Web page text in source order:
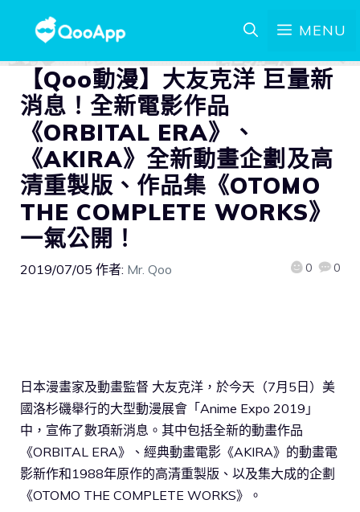
MENU
【Qoo動漫】大友克洋 巨量新
消息！全新電影作品
《ORBITAL ERA》、
《AKIRA》全新動畫企劃及高
清重製版、作品集《OTOMO
THE COMPLETE WORKS》
一氣公開！
2019/07/05 作者: Mr. Qoo 0 0
日本漫畫家及動畫監督 大友克洋，於今天（7月5日）美
國洛杉磯舉行的大型動漫展會「Anime Expo 2019」
中，宣佈了數項新消息。其中包括全新的動畫作品
《ORBITAL ERA》、經典動畫電影《AKIRA》的動畫電
影新作和1988年原作的高清重製版、以及集大成的企劃
《OTOMO THE COMPLETE WORKS》。